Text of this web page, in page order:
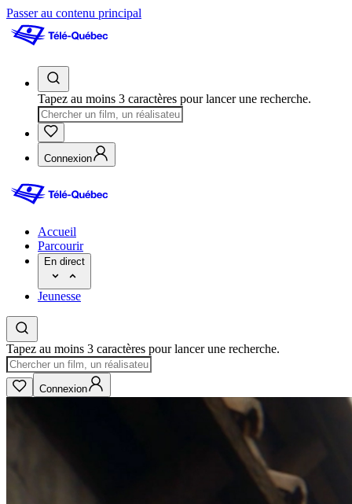
Passer au contenu principal
Tapez au moins 3 caractères pour lancer une recherche.
Connexion
Accueil
Parcourir
En direct
Jeunesse
Tapez au moins 3 caractères pour lancer une recherche.
Connexion